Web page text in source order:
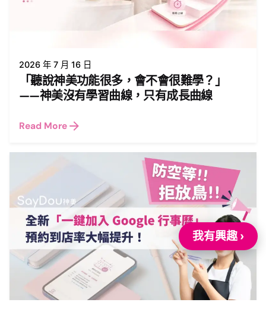
2026 年 7 月 16 日
「聽說神美功能很多，會不會很難學？」
——神美沒有學習曲線，只有成長曲線
Read More
我有興趣 ›